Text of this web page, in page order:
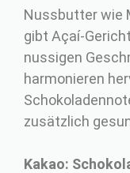
Nussbutter wie
gibt Açaí-
nussigen
harmonieren
zusätzlich
Kakao: